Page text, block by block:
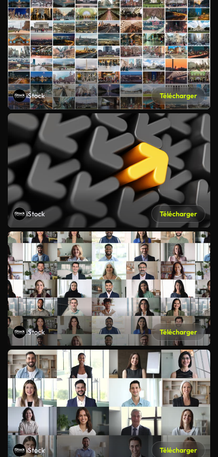
iStock Télécharger
iStock Télécharger
iStock Télécharger
iStock Télécharger